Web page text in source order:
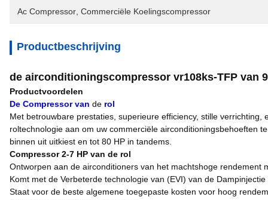
Ac Compressor Commerciële Koelingscompressor
Productbeschrijving
de airconditioningscompressor vr108ks-TFP van
Productvoordelen
De Compressor van de rol
Met betrouwbare prestaties, superieure efficiency, stille
roltechnologie aan om uw commerciële airconditioningsbehoeften
binnen uit uitkiest en tot 80 HP in tandems.
Compressor 2-7 HP van de rol
Ontworpen aan de airconditioners van het machtshoge
Komt met de Verbeterde technologie van (EVI) van de
Staat voor de beste algemene toegepaste kosten voor hoog